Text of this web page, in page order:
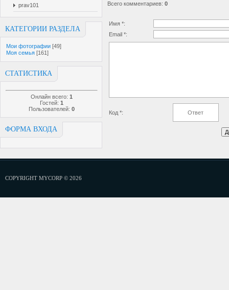
prav101
КАТЕГОРИИ РАЗДЕЛА
Мои фотографии [49]
Моя семья [161]
СТАТИСТИКА
Онлайн всего: 1
Гостей: 1
Пользователей: 0
ФОРМА ВХОДА
Всего комментариев: 0
Имя *:
Email *:
Код *:
COPYRIGHT MYCORP © 2026